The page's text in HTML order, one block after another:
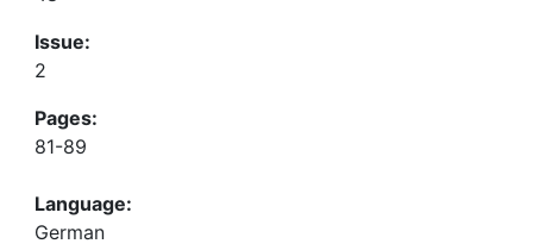
Issue:
2
Pages:
81-89
Language:
German